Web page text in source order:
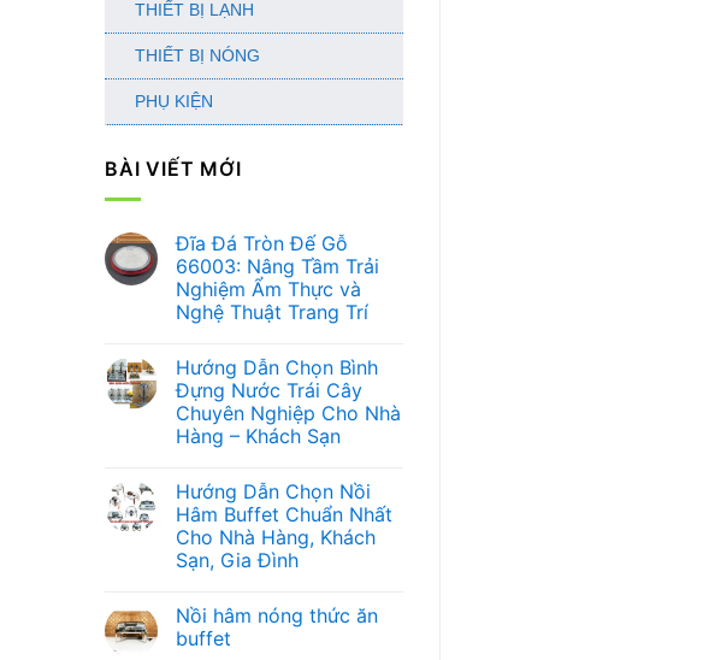
THIẾT BỊ LẠNH
THIẾT BỊ NÓNG
PHỤ KIỆN
BÀI VIẾT MỚI
Đĩa Đá Tròn Đế Gỗ
66003: Nâng Tầm Trải
Nghiệm Ẩm Thực và
Nghệ Thuật Trang Trí
bình
luận
ở
Đĩa
Đá
Tròn
66003:
Nâng
Tầm
Trải
Nghiệm
Ẩm
Nghệ
Thuật
Trang
Hướng Dẫn Chọn Bình
Đựng Nước Trái Cây
Chuyên Nghiệp Cho Nhà
Hàng – Khách Sạn
bình
luận
ở
Hướng
Dẫn
Chọn
Nước
Trái
Cây
Hướng Dẫn Chọn Nồi
Hâm Buffet Chuẩn Nhất
Cho Nhà Hàng, Khách
Sạn, Gia Đình
bình
luận
ở
Nồi hâm nóng thức ăn
buffet